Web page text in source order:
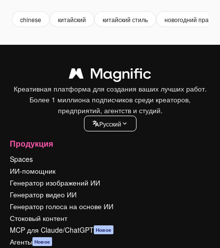
chinese китайский китайский стиль новогодний
Креативная платформа для создания ваших лучших работ.
Более 1 миллиона подписчиков среди креаторов,
предприятий, агентств и студий.
Pусский
Продукция
Spaces
ИИ-помощник
Генератор изображений ИИ
Генератор видео ИИ
Генератор голоса на основе ИИ
Стоковый контент
MCP для Claude/ChatGPT Новое
Агенты Новое